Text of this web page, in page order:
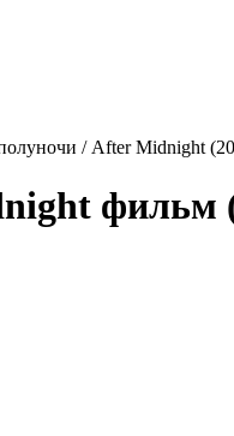
/ After Midnight
фильм